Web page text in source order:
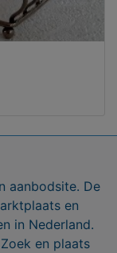
aanbodsite. De
en
in Nederland.
en plaats